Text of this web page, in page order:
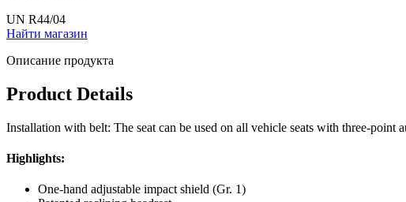
UN R44/04
Найти магазин
Описание продукта
Product Details
Installation with belt: The seat can be used on all vehicle seats with three-point
Highlights:
One-hand adjustable impact shield (Gr. 1)